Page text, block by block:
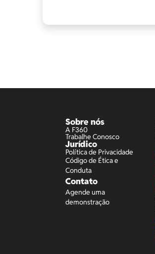
Sobre nós
A F360
Trabalhe Conosco
Jurídico
Política de Privacidade
Código de Ética e
Conduta
Contato
Agende uma
demonstração